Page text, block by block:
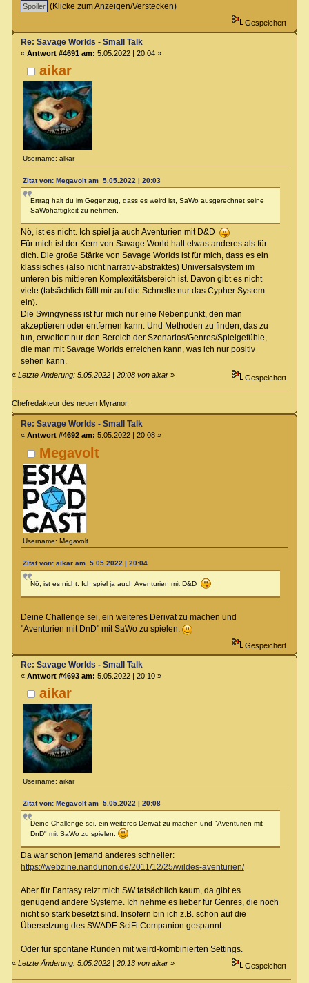
(Klicke zum Anzeigen/Verstecken)
Gespeichert
aikar
Username: aikar
Re: Savage Worlds - Small Talk
« Antwort #4691 am: 5.05.2022 | 20:04 »
Zitat von: Megavolt am 5.05.2022 | 20:03
Ertrag halt du im Gegenzug, dass es weird ist, SaWo ausgerechnet seine
SaWohaftigkeit zu nehmen.
Nö, ist es nicht. Ich spiel ja auch Aventurien mit D&D
Für mich ist der Kern von Savage World halt etwas anderes als für
dich. Die große Stärke von Savage Worlds ist für mich, dass es ein
klassisches (also nicht narrativ-abstraktes) Universalsystem im
unteren bis mittleren Komplexitätsbereich ist. Davon gibt es nicht
viele (tatsächlich fällt mir auf die Schnelle nur das Cypher System
ein).
Die Swingyness ist für mich nur eine Nebenpunkt, den man
akzeptieren oder entfernen kann. Und Methoden zu finden, das zu
tun, erweitert nur den Bereich der Szenarios/Genres/Spielgefühle,
die man mit Savage Worlds erreichen kann, was ich nur positiv
sehen kann.
«Letzte Änderung: 5.05.2022 | 20:08 von aikar » Gespeichert
Chefredakteur des neuen Myranor.
Megavolt
Username: Megavolt
Re: Savage Worlds - Small Talk
« Antwort #4692 am: 5.05.2022 | 20:08 »
Zitat von: aikar am 5.05.2022 | 20:04
Nö, ist es nicht. Ich spiel ja auch Aventurien mit D&D
Deine Challenge sei, ein weiteres Derivat zu machen und
"Aventurien mit DnD" mit SaWo zu spielen.
Gespeichert
aikar
Username: aikar
Re: Savage Worlds - Small Talk
« Antwort #4693 am: 5.05.2022 | 20:10 »
Zitat von: Megavolt am 5.05.2022 | 20:08
Deine Challenge sei, ein weiteres Derivat zu machen und "Aventurien mit
DnD" mit SaWo zu spielen.
Da war schon jemand anderes schneller:
https://webzine.nandurion.de/2011/12/25/wildes-aventurien/
Aber für Fantasy reizt mich SW tatsächlich kaum, da gibt es
genügend andere Systeme. Ich nehme es lieber für Genres, die noch
nicht so stark besetzt sind. Insofern bin ich z.B. schon auf die
Übersetzung des SWADE SciFi Companion gespannt.
Oder für spontane Runden mit weird-kombinierten Settings.
«Letzte Änderung: 5.05.2022 | 20:13 von aikar » Gespeichert